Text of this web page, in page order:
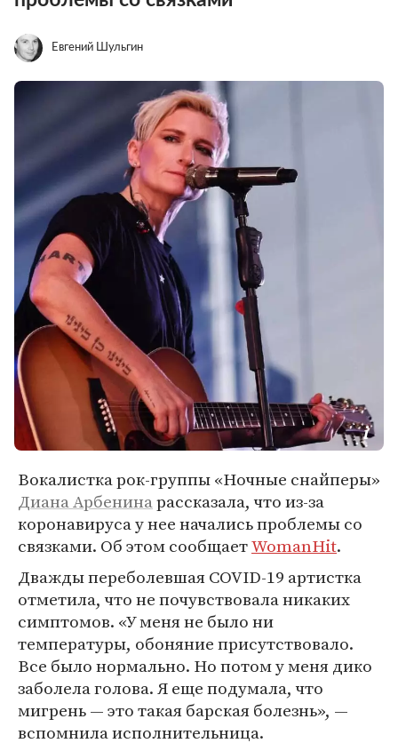
Евгений Шульгин
Вокалистка рок-группы «Ночные снайперы»
Диана Арбенинарассказала, что из-за
коронавируса у нее начались проблемы со
связками. Об этом сообщаетWomanHit.
Дважды переболевшая COVID-19 артистка
отметила, что не почувствовала никаких
симптомов. «У меня не было ни
температуры, обоняние присутствовало.
Все было нормально. Но потом у меня дико
заболела голова. Я еще подумала, что
мигрень — это такая барская болезнь», —
вспомнила исполнительница.